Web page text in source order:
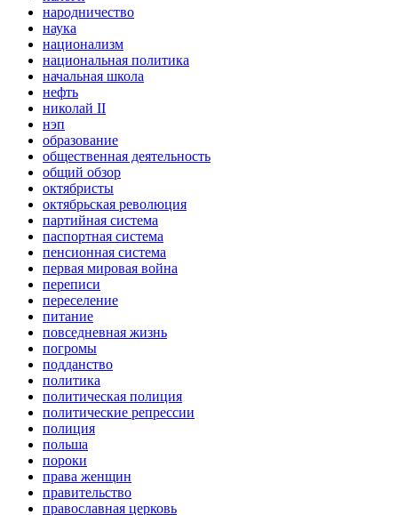
народничество
наука
национализм
национальная политика
начальная школа
нефть
николай II
нэп
образование
общественная деятельность
общий обзор
октябристы
октябрьская революция
партийная система
паспортная система
пенсионная система
первая мировая война
переписи
переселение
питание
повседневная жизнь
погромы
подданство
политика
политическая полиция
политические репрессии
полиция
польша
пороки
права женщин
правительство
православная церковь